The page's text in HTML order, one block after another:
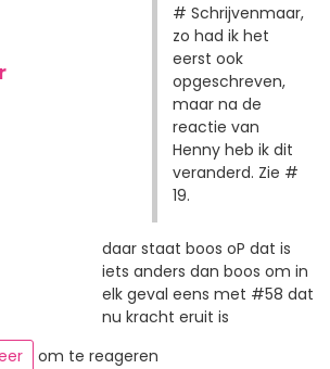
# Schrijvenmaar,
zo had ik het
eerst ook
opgeschreven,
maar na de
reactie van
Henny heb ik dit
veranderd. Zie #
19.
daar staat boos oP dat is
iets anders dan boos om in
elk geval eens met #58 dat
nu kracht eruit is
om te reageren